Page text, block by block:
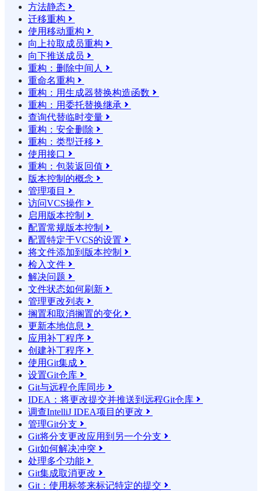
方法静态 
迁移重构 
使用移动重构 
向上拉取成员重构 
向下推送成员 
重构：删除中间人 
重命名重构 
重构：用生成器替换构造函数 
重构：用委托替换继承 
查询代替临时变量 
重构：安全删除 
重构：类型迁移 
使用接口 
重构：包装返回值 
版本控制的概念 
管理项目 
访问VCS操作 
启用版本控制 
配置常规版本控制 
配置特定于VCS的设置 
将文件添加到版本控制 
检入文件 
解决问题 
文件状态如何刷新 
管理更改列表 
搁置和取消搁置的变化 
更新本地信息 
应用补丁程序 
创建补丁程序 
使用Git集成 
设置Git仓库 
Git与远程仓库同步 
IDEA：将更改提交并推送到远程Git仓库 
调查IntelliJ IDEA项目的更改 
管理Git分支 
Git将分支更改应用到另一个分支 
Git如何解决冲突 
处理多个功能 
Git集成取消更改 
Git：使用标签来标记特定的提交 